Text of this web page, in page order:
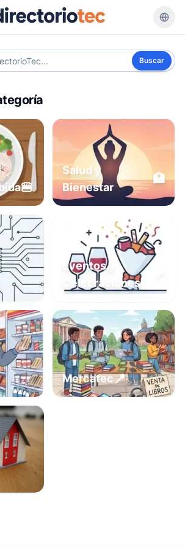
Buscar
🍔
Salud y
Bienestar
🏥
Eventos y
Celebraciones
Mercatec📍